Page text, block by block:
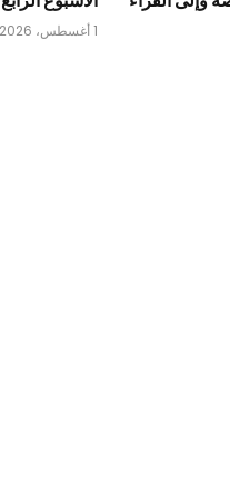
1 أغسطس، 2026